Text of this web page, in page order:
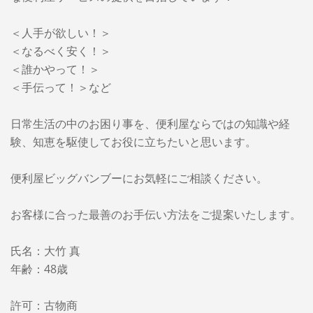
＜人手が欲しい！＞
＜なるべく安く！＞
＜誰かやって！＞
＜手伝って！＞など
日常生活の中のお困り事を、便利屋ならではの知識や経
験、知恵を駆使してお役に立ちたいと思います。
便利屋ビッグバンブーにお気軽にご相談ください。
お客様に合った最善のお手伝い方法をご提案いたします。
氏名：大竹 真
年齢：48歳
許可：古物商